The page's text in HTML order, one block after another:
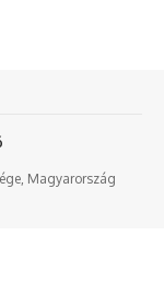
Magyarország